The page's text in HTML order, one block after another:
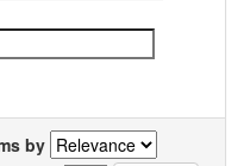
by